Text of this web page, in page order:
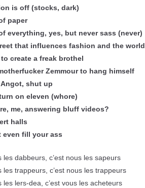
is off (stocks, dark)
paper
everything, yes, but never sass (never)
that influences fashion and the world
create a freak brothel
Zemmour to hang himself
shut up
on eleven (whore)
me, answering bluff videos?
halls
even fill your ass
les dabbeurs, c’est nous les sapeurs
les trappeurs, c’est nous les trappeurs
les lers-dea, c’est vous les acheteurs